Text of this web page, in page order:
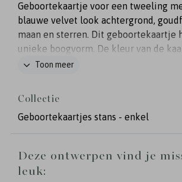
Geboortekaartje voor een tweeling
blauwe velvet look achtergrond,
maan en sterren. Dit geboortekaartje
unieke boogvorm. De kleur van de
folie kun je aanpassen naar wens.
Toon meer
Collectie
Geboortekaartjes stans - enkel
Deze ontwerpen vind je
leuk: